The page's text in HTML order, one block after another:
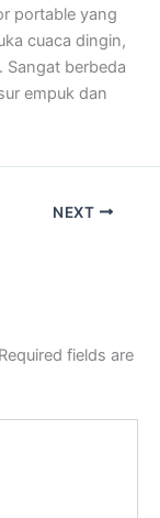
portable yang
cuaca dingin,
Sangat berbeda
empuk dan
NEXT
Required fields are